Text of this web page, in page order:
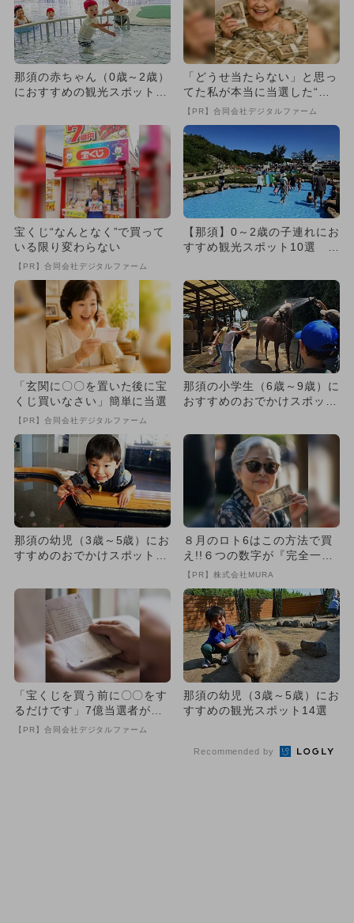
那須の赤ちゃん（0歳～2歳）
におすすめの観光スポット14
「どうせ当たらない」と思っ
てた私が本当に当選した“買
い方”がこれ
【PR】合同会社デジタルファーム
宝くじ“なんとなく”で買って
いる限り変わらない
【PR】合同会社デジタルファーム
【那須】0～2歳の子連れにお
すすめ観光スポット10選 無
「玄関に〇〇を置いた後に宝
くじ買いなさい」簡単に当選
【PR】合同会社デジタルファーム
那須の小学生（6歳～9歳）に
おすすめのおでかけスポット
那須の幼児（3歳～5歳）にお
すすめのおでかけスポット14
８月のロト6はこの方法で買
え!!６つの数字が『完全一
致』する方法
【PR】株式会社MURA
「宝くじを買う前に〇〇をす
るだけです」7億当選者が続
出
【PR】合同会社デジタルファーム
那須の幼児（3歳～5歳）にお
すすめの観光スポット14選
Recommended by